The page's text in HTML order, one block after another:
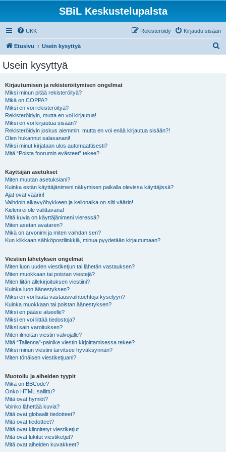
SBiL Keskustelupalsta
UKK Kirjaudu sisään
Rekisteröidy
Etusivu Usein kysyttyä
Usein kysyttyä
Kirjautumisen ja rekisteröitymisen ongelmat
Miksi minun pitää rekisteröityä?
Mikä on COPPA?
Miksi en voi rekisteröityä?
Rekisteröidyin, mutta en voi kirjautua!
Miksi en voi kirjautua sisään?
Rekisteröidyin joskus aiemmin, mutta en voi enää kirjautua sisään?!
Olen hukannut salasanani!
Miksi minut kirjataan ulos automaattisesti?
Mitä “Poista foorumin evästeet” tekee?
Käyttäjän asetukset
Miten muutan asetuksiani?
Kuinka estän käyttäjänimeni näkymisen paikalla olevissa käyttäjissä?
Ajat ovat väärin!
Vaihdoin aikavyöhykkeen ja kellonaika on silti väärin!
Kieleni ei ole valittavana!
Mitä kuvia on käyttäjänimeni vieressä?
Miten asetan avataren?
Mikä on arvonimi ja miten vaihdan sen?
Kun klikkaan sähköpostilinkkiä, minua pyydetään kirjautumaan?
Viestien lähetyksen ongelmat
Miten luon uuden viestiketjun tai lähetän vastauksen?
Miten muokkaan tai poistan viestejä?
Miten liitän allekirjoituksen viestiini?
Kuinka luon äänestyksen?
Miksi en voi lisätä vastausvaihtoehtoja kyselyyn?
Kuinka muokkaan tai poistan äänestyksen?
Miksi en pääse alueelle?
Miksi en voi liittää tiedostoja?
Miksi sain varoituksen?
Miten ilmoitan viestin valvojalle?
Mitä “Tallenna”-painike viestin kirjoittamisessa tekee?
Miksi minun viestini tarvitsee hyväksynnän?
Miten tönäisen viestiketjuani?
Muotoilu ja aiheiden tyypit
Mikä on BBCode?
Onko HTML sallittu?
Mitä ovat hymiöt?
Voinko lähettää kuvia?
Mitä ovat globaalit tiedotteet?
Mitä ovat tiedotteet?
Mitä ovat kiinnitetyt viestiketjut
Mitä ovat lukitut viestiketjut?
Mitä ovat aiheiden kuvakkeet?